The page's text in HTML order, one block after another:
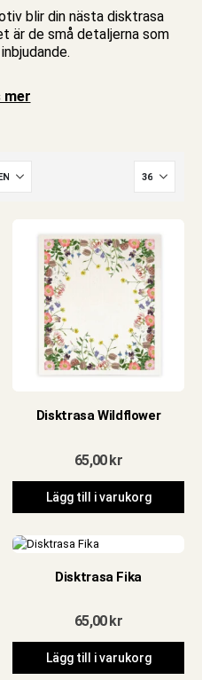
blir din nästa disktrasa
är de små detaljerna som
mer
Disktrasa Wildflower
65,00kr
Lägg till i varukorg
Disktrasa Fika
65,00kr
Lägg till i varukorg